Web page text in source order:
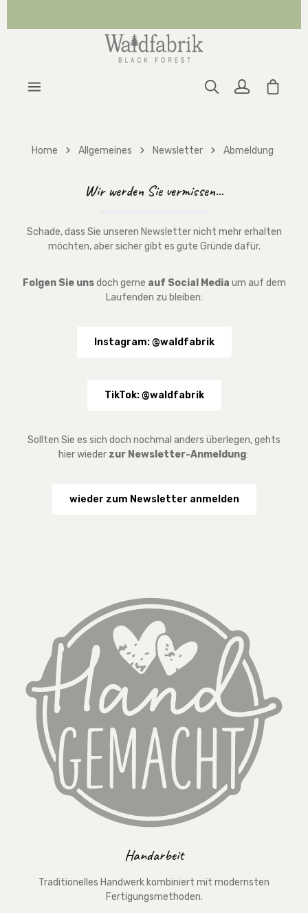
Home Allgemeines Newsletter Abmeldung
Wir werden Sie vermissen...
Schade, dass Sie unseren Newsletter nicht mehr erhalten
möchten, aber sicher gibt es gute Gründe dafür.
Folgen Sie unsdoch gerne auf Social Media um auf dem
Laufenden zu bleiben:
Instagram: @waldfabrik
TikTok: @waldfabrik
Sollten Sie es sich doch nochmal anders überlegen, gehts
hier wieder zur Newsletter-Anmeldung:
wieder zum Newsletter anmelden
Handarbeit
Traditionelles Handwerk kombiniert mit modernsten
Fertigungsmethoden.